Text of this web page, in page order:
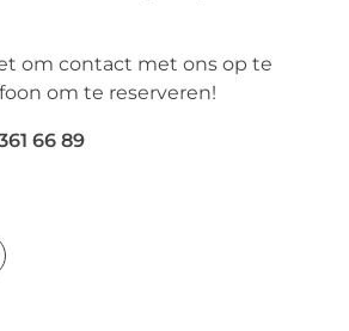
om contact met ons op te
om te reserveren!
66 89